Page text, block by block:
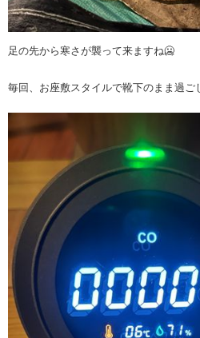
足の先から寒さが襲って来ますね🥶
毎回、お座敷スタイルで靴下のまま過ご